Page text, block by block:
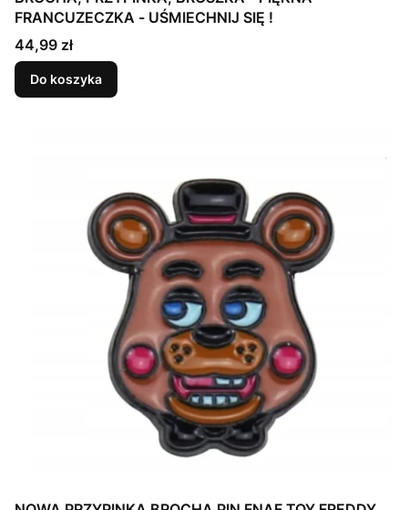
FRANCUZECZKA - UŚMIECHNIJ SIĘ !
Cena
44,99 zł
Do koszyka